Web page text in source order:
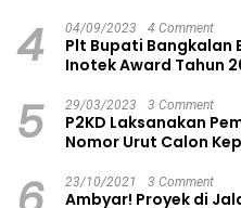
4 04/09/2023 4 Comment
Plt Bupati Bangkalan
Inotek Award Tahun
5 29/03/2023 3 Comment
P2KD Laksanakan
Nomor Urut Calon
23/10/2021 3 Comment
Ambyar! Proyek di